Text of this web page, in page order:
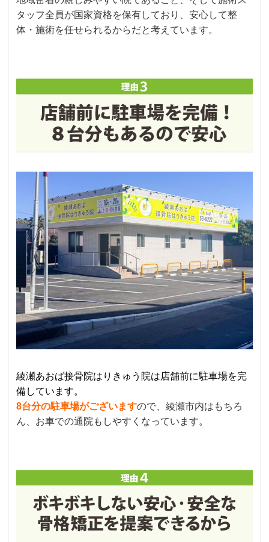
タッフ全員が国家資格を保有しており、安心して整
体・施術を任せられるからだと考えています。
綾瀬あおば接骨院はりきゅう院は店舗前に駐車場を完
備しています。
8台分の駐車場がございますので、綾瀬市内はもちろ
ん、お車での通院もしやすくなっています。